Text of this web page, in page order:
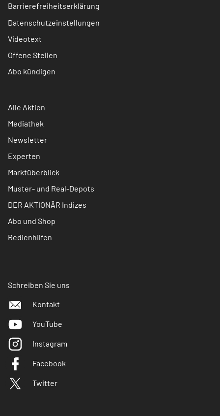
Barrierefreiheitserklärung
Datenschutzeinstellungen
Videotext
Offene Stellen
Abo kündigen
Alle Aktien
Mediathek
Newsletter
Experten
Marktüberblick
Muster- und Real-Depots
DER AKTIONÄR Indizes
Abo und Shop
Bedienhilfen
Schreiben Sie uns
Kontakt
YouTube
Instagram
Facebook
Twitter